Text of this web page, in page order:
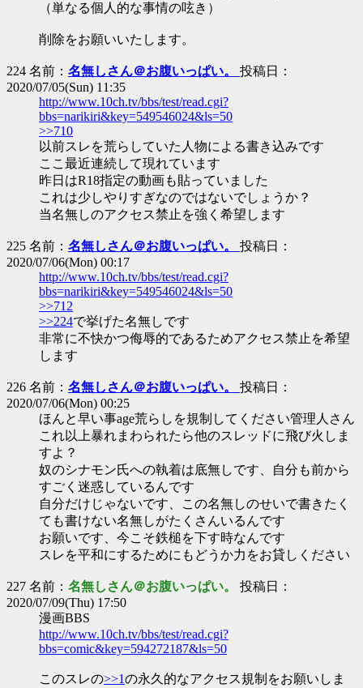
（単なる個人的な事情の呟き）
削除をお願いいたします。
224 名前： 名無しさん＠お腹いっぱい。 投稿日：
2020/07/05(Sun) 11:35
http://www.10ch.tv/bbs/test/read.cgi?
bbs=narikiri&key=549546024&ls=50
>>710
以前スレを荒らしていた人物による書き込みです
ここ最近連続して現れています
昨日はR18指定の動画も貼っていました
これは少しやりすぎなのではないでしょうか？
当名無しのアクセス禁止を強く希望します
225 名前： 名無しさん＠お腹いっぱい。 投稿日：
2020/07/06(Mon) 00:17
http://www.10ch.tv/bbs/test/read.cgi?
bbs=narikiri&key=549546024&ls=50
>>712
>>224で挙げた名無しです
非常に不快かつ侮辱的であるためアクセス禁止を希望
します
226 名前： 名無しさん＠お腹いっぱい。 投稿日：
2020/07/06(Mon) 00:25
ほんと早い事age荒らしを規制してください管理人さん
これ以上暴れまわられたら他のスレッドに飛び火しま
すよ？
奴のシナモン氏への執着は底無しです、自分も前から
すごく迷惑しているんです
自分だけじゃないです、この名無しのせいで書きたく
ても書けない名無しがたくさんいるんです
お願いです、今こそ鉄槌を下す時なんです
スレを平和にするためにもどうか力をお貸しください
227 名前： 名無しさん＠お腹いっぱい。 投稿日：
2020/07/09(Thu) 17:50
漫画BBS
http://www.10ch.tv/bbs/test/read.cgi?
bbs=comic&key=594272187&ls=50
このスレの>>1の永久的なアクセス規制をお願いしま